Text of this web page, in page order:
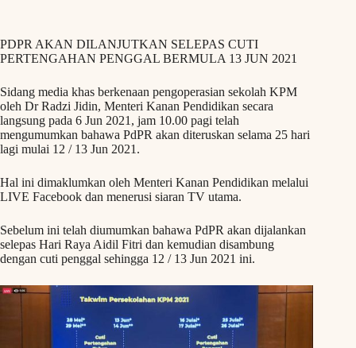
PDPR AKAN DILANJUTKAN SELEPAS CUTI
PERTENGAHAN PENGGAL BERMULA 13 JUN 2021
Sidang media khas berkenaan pengoperasian sekolah KPM
oleh Dr Radzi Jidin, Menteri Kanan Pendidikan secara
langsung pada 6 Jun 2021, jam 10.00 pagi telah
mengumumkan bahawa PdPR akan diteruskan selama 25 hari
lagi mulai 12 / 13 Jun 2021.
Hal ini dimaklumkan oleh Menteri Kanan Pendidikan melalui
LIVE Facebook dan menerusi siaran TV utama.
Sebelum ini telah diumumkan bahawa PdPR akan dijalankan
selepas Hari Raya Aidil Fitri dan kemudian disambung
dengan cuti penggal sehingga 12 / 13 Jun 2021 ini.